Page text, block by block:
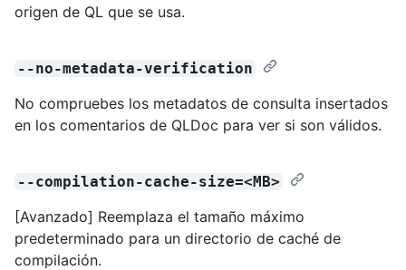
origen de QL que se usa.
--no-metadata-verification
No compruebes los metadatos de consulta insertados
en los comentarios de QLDoc para ver si son válidos.
--compilation-cache-size=<MB>
[Avanzado] Reemplaza el tamaño máximo
predeterminado para un directorio de caché de
compilación.